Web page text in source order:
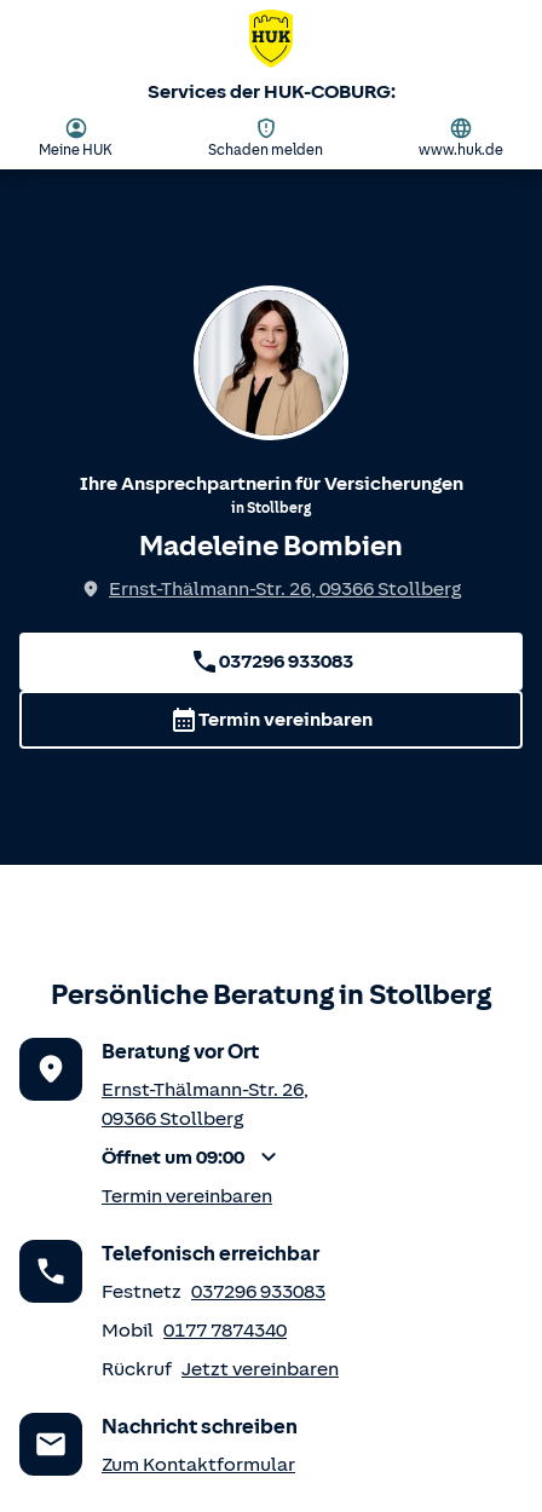
Services der HUK-COBURG:
Meine HUK Schaden melden www.huk.de
Ihre Ansprechpartnerin für Versicherungen
inStollberg
Madeleine Bombien
Ernst-Thälmann-Str. 26, 09366 Stollberg
037296 933083
Termin vereinbaren
Persönliche Beratung inStollberg
Beratung vor Ort
Ernst-Thälmann-Str. 26,
09366Stollberg
Öffnet um 09:00
Termin vereinbaren
Telefonisch erreichbar
Festnetz 037296 933083
Mobil 0177 7874340
Rückruf Jetzt vereinbaren
Nachricht schreiben
Zum Kontaktformular